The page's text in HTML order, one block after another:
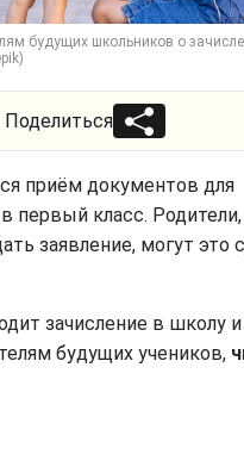
будущих школьников о
Поделиться
приём документов для
первый класс.
заявление, могут это
зачисление в школу и
будущих учеников,